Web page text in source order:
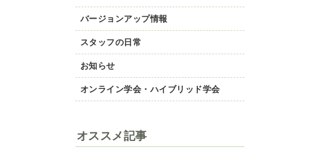
バージョンアップ情報
スタッフの日常
お知らせ
オンライン学会・ハイブリッド学会
オススメ記事